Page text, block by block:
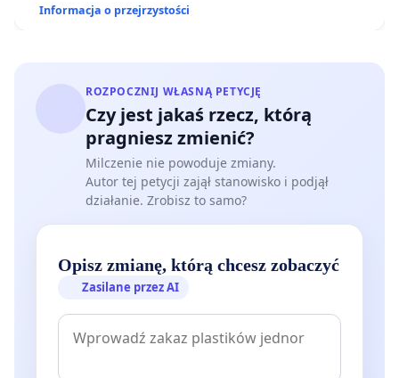
Informacja o przejrzystości
ROZPOCZNIJ WŁASNĄ PETYCJĘ
Czy jest jakaś rzecz, którą
pragniesz zmienić?
Milczenie nie powoduje zmiany.
Autor tej petycji zajął stanowisko i podjął
działanie. Zrobisz to samo?
Opisz zmianę, którą chcesz zobaczyć
Zasilane przez AI